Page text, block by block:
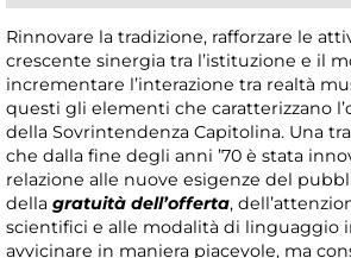
Rinnovare la tradizione, rafforzare le
crescente sinergia tra l’istituzione e il
incrementare l’interazione tra realtà
questi gli elementi che caratterizzano
della Sovrintendenza Capitolina. Una
che dalla fine degli anni ’70 è stata
relazione alle nuove esigenze del
della gratuità dell’offerta,
scientifici e alle modalità di linguaggio
avvicinare in maniera piacevole, ma